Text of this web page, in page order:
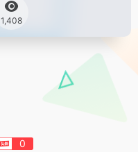
1,408
0